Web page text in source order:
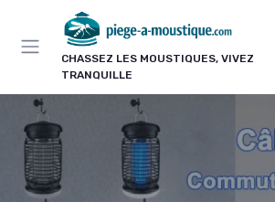
CHASSEZ LES MOUSTIQUES, VIVEZ
TRANQUILLE
Panneau de gestion des cookies